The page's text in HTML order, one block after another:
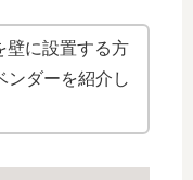
壁に設置する方
ンダーを紹介し